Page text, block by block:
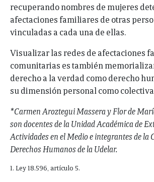
recuperando nombres de mujeres
afectaciones familiares de otras
vinculadas a cada una de ellas.
Visualizar las redes de afectaciones
comunitarias es también
derecho a la verdad como derecho
su dimensión personal como colectiva.
*Carmen Aroztegui Massera y Flor de
son docentes de la Unidad Académica de
Actividades en el Medio e integrantes de la
Derechos Humanos de la Udelar.
1. Ley 18.596, artículo 5.